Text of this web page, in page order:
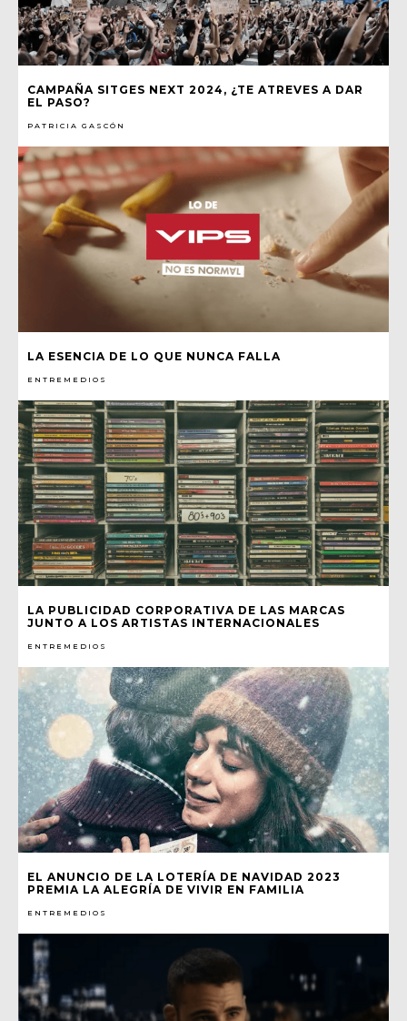
CAMPAÑA SITGES NEXT 2024, ¿TE ATREVES A DAR
EL PASO?
PATRICIA GASCÓN
LA ESENCIA DE LO QUE NUNCA FALLA
ENTREMEDIOS
LA PUBLICIDAD CORPORATIVA DE LAS MARCAS
JUNTO A LOS ARTISTAS INTERNACIONALES
ENTREMEDIOS
EL ANUNCIO DE LA LOTERÍA DE NAVIDAD 2023
PREMIA LA ALEGRÍA DE VIVIR EN FAMILIA
ENTREMEDIOS